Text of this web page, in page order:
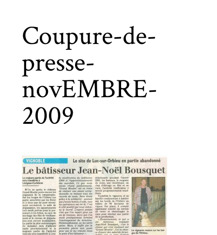
Coupure-de-
presse-
novEMBRE-
2009